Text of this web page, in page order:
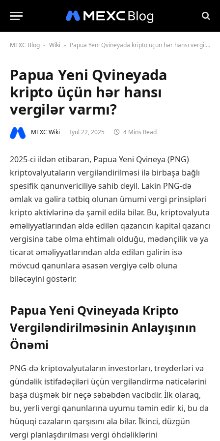
MEXC Blog - Wiki - Papua Yeni Qvineyada kripto üçün hər hansı vergilər varmı?
Papua Yeni Qvineyada
kripto üçün hər hansı
vergilər varmı?
MEXC Wiki İyul 22, 2025 4 Mins Read
2025-ci ildən etibarən, Papua Yeni Qvineya (PNG)
kriptovalyutaların vergiləndirilməsi ilə birbaşa bağlı
spesifik qanunvericiliyə sahib deyil. Lakin PNG-də
əmlak və gəlirə tətbiq olunan ümumi vergi prinsipləri
kripto aktivlərinə də şamil edilə bilər. Bu, kriptovalyuta
əməliyyatlarından əldə edilən qazancın kapital qazancı
vergisinə tabe olma ehtimalı olduğu, mədənçilik və ya
ticarət əməliyyatlarından əldə edilən gəlirin isə
mövcud qanunlara əsasən vergiyə cəlb oluna
biləcəyini göstərir.
Papua Yeni Qvineyada Kripto
Vergiləndirilməsinin Anlayışının
Önəmi
PNG-də kriptovalyutaların investorları, treyderləri və
gündəlik istifadəçiləri üçün vergiləndirmə nəticələrini
başa düşmək bir neçə səbəbdən vacibdir. İlk olaraq,
bu, yerli vergi qanunlarına uyumu təmin edir ki, bu da
hüquqi cəzaların qarşısını ala bilər. İkinci, düzgün
vergi planlaşdırılması vergi öhdəliklərini